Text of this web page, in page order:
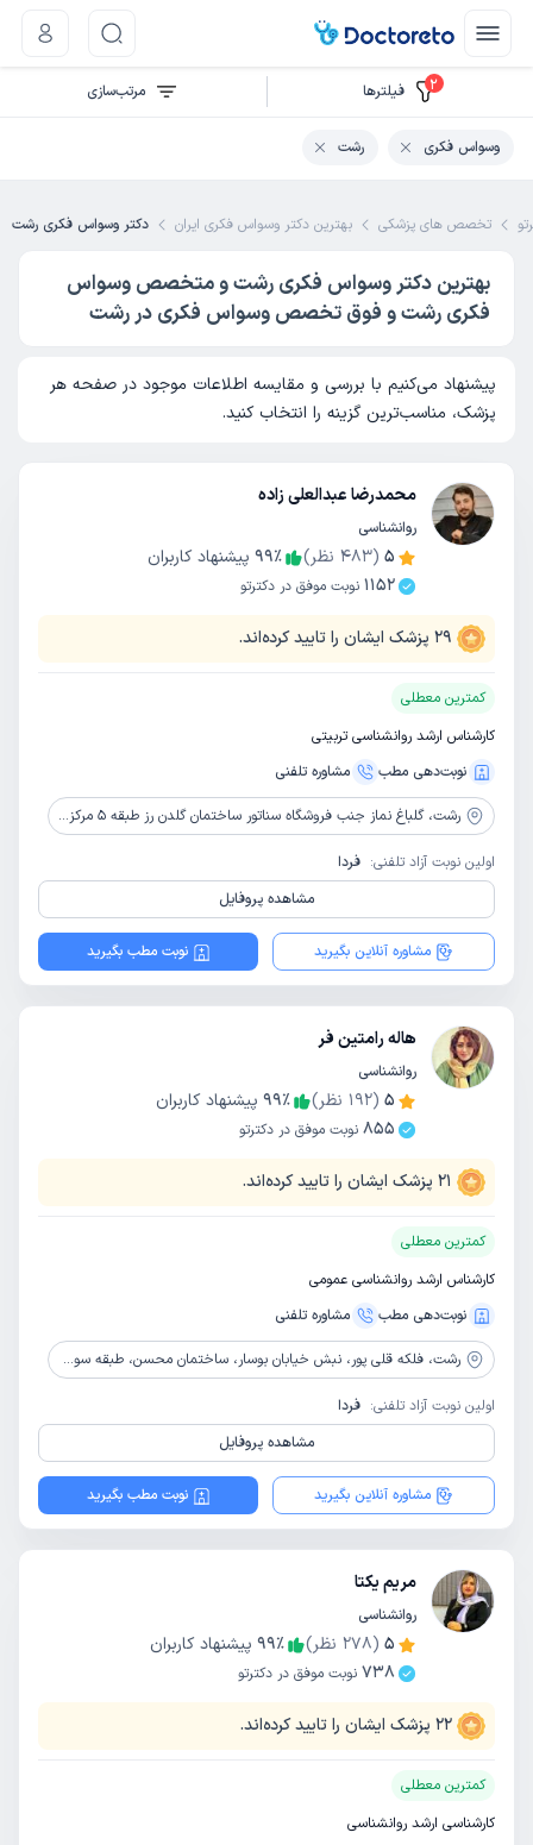
تخصص های پزشکی بهترین دکتر وسواس فکری ایران دکتر وسواس فکری رشت
بهترین دکتر وسواس فکری رشت و متخصص وسواس
فکری رشت و فوق تخصص وسواس فکری در رشت
پیشنهاد می‌کنیم با بررسی و مقایسه اطلاعات موجود در صفحه هر
پزشک، مناسب‌ترین گزینه را انتخاب کنید.
محمدرضا عبدالعلی زاده
روانشناسی
5
(
483 نظر) 99٪
پیشنهاد کاربران
1152 نوبت موفق در دکترتو
29 پزشک ایشان را تایید کرده‌اند.
کمترین معطلی
کارشناس ارشد روانشناسی تربیتی
نوبت‌دهی مطب
مشاوره‌ تلفنی
رشت،گلباغ نماز جنب فروشگاه سناتور ساختمان گلدن رز طبقه 5 مرکز مشاوره طلوع روشن
اولین نوبت آزاد تلفنی: فردا
مشاهده پروفایل
مشاوره آنلاین بگیرید نوبت مطب بگیرید
هاله رامتین فر
روانشناسی
5
(
192 نظر) 99٪
پیشنهاد کاربران
855 نوبت موفق در دکترتو
21 پزشک ایشان را تایید کرده‌اند.
کمترین معطلی
کارشناس ارشد روانشناسی عمومی
نوبت‌دهی مطب
مشاوره‌ تلفنی
رشت، فلکه قلی پور، نبش خیابان بوسار، ساختمان محسن، طبقه سوم واحد 5
اولین نوبت آزاد تلفنی: فردا
مشاهده پروفایل
مشاوره آنلاین بگیرید نوبت مطب بگیرید
مریم یکتا
روانشناسی
5
(
278 نظر) 99٪
پیشنهاد کاربران
738 نوبت موفق در دکترتو
22 پزشک ایشان را تایید کرده‌اند.
کمترین معطلی
کارشناسی ارشد روانشناسی
2 فیلتر‌ها مرتب‌سازی
وسواس فکری رشت